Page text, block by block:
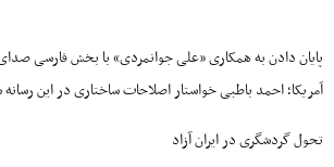
پایان دادن به همکاری «علی جوانمردی» با بخش فارسی
آمریکا؛ احمد باطبی خواستار اصلاحات ساختاری در این
تحول گردشگری در ایران آزاد